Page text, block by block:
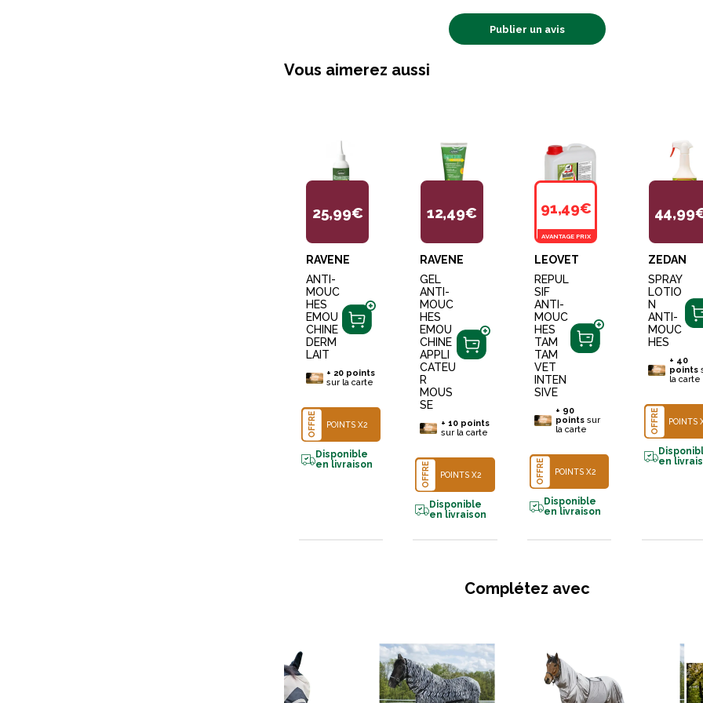
Publier un avis
Vous aimerez aussi
25,99€
RAVENE
ANTI-
MOUC
HES
EMOU
CHINE
DERM
LAIT
+20 points
sur la carte
OFFRE POINTS X2
Disponible
en livraison
12,49€
RAVENE
GEL
ANTI-
MOUC
HES
EMOU
CHINE
APPLI
CATEU
R
MOUS
SE
+ 10points
sur la carte
OFFRE POINTS X2
Disponible
en livraison
91,49€
AVANTAGE PRIX
LEOVET
REPUL
SIF
ANTI-
MOUC
HES
TAM
TAM
VET
INTEN
SIVE
+ 90
pointssur
la carte
OFFRE POINTS X2
Disponible
en livraison
ZEDAN
SPRAY
LOTIO
N
ANTI-
MOUC
HES
+ 40
points
la carte
OFFRE POINTS
en
Complétez avec